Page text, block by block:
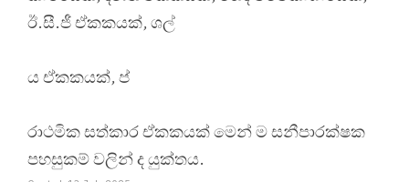
ඊ.සී.ජී ඒකකයක්, ශල්
ය ඒකකයක්, ප්
රාථමික සත්කාර ඒකකයක් මෙන් ම සනීපාරක්ෂක
පහසුකම් වලින් ද යුක්තය.